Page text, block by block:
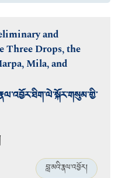
and
Three Drops, the
Mila, and
བླ་མའི་རྣལ་འབྱོར།